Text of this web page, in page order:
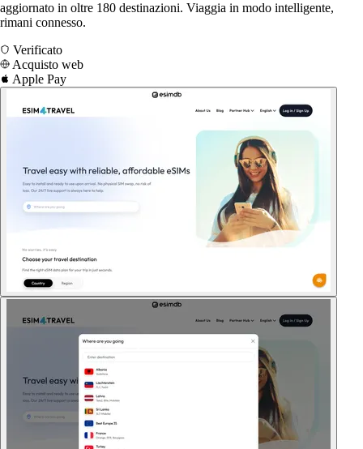
aggiornato in oltre 180 destinazioni. Viaggia in modo intelligente,
rimani connesso.
Verificato
Acquisto web
Apple Pay